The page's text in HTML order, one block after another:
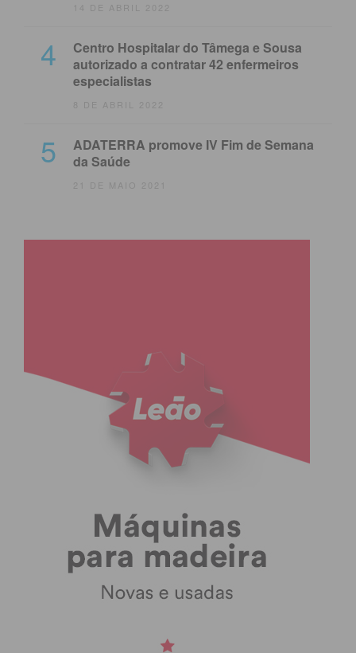
14 DE ABRIL 2022
4
Centro Hospitalar do Tâmega e Sousa
autorizado a contratar 42 enfermeiros
especialistas
8 DE ABRIL 2022
5
ADATERRA promove IV Fim de Semana
da Saúde
21 DE MAIO 2021